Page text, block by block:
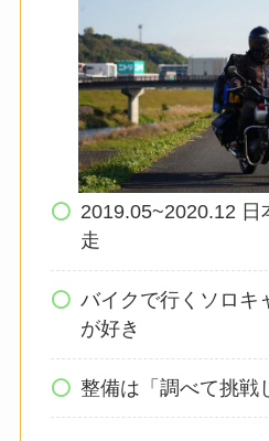
2019.05~2020.12
走
バイクで行くソロキ
が好き
整備は「調べて挑戦